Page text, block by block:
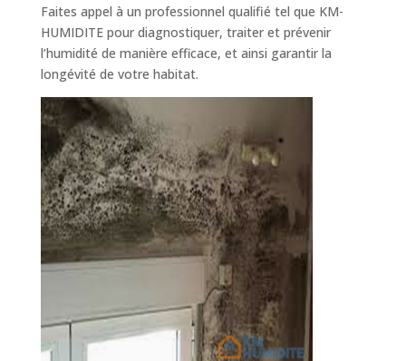
Faites appel à un professionnel qualifié tel que KM-
HUMIDITE pour diagnostiquer, traiter et prévenir
l’humidité de manière efficace, et ainsi garantir la
longévité de votre habitat.